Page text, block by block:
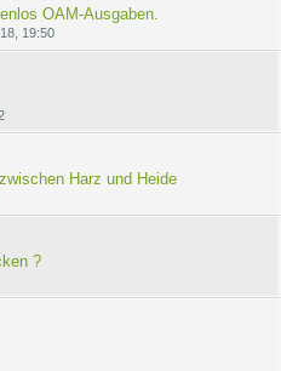
OAM-Ausgaben.
19:50
Harz und Heide
?